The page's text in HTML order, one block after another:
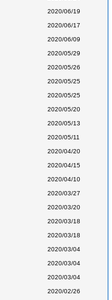
2020/06/19
2020/06/17
2020/06/09
2020/05/29
2020/05/26
2020/05/25
2020/05/25
2020/05/20
2020/05/13
2020/05/11
2020/04/20
2020/04/15
2020/04/10
2020/03/27
2020/03/20
2020/03/18
2020/03/18
2020/03/04
2020/03/04
2020/03/04
2020/02/26